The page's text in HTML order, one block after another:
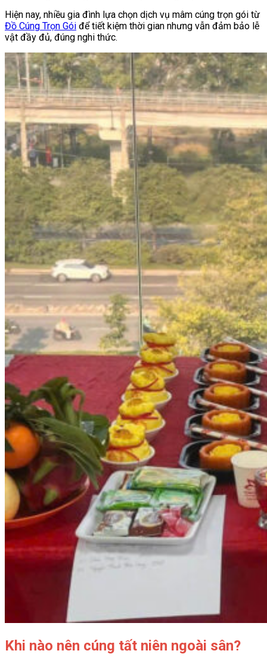
Hiện nay, nhiều gia đình lựa chọn dịch vụ mâm cúng trọn gói từ
Đồ Cúng Trọn Gói để tiết kiệm thời gian nhưng vẫn đảm bảo lễ
vật đầy đủ, đúng nghi thức.
Khi nào nên cúng tất niên ngoài sân?